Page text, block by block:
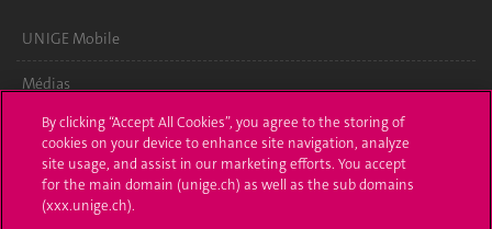
UNIGE Mobile
Médias
Offres d'emploi
Bibliothèque
Calendrier académique
By clicking “Accept All Cookies”, you agree to the storing of
cookies on your device to enhance site navigation, analyze
site usage, and assist in our marketing efforts. You accept
for the main domain (unige.ch) as well as the sub domains
(xxx.unige.ch).